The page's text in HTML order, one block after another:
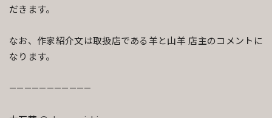
だきます。
なお、作家紹介文は取扱店である羊と山羊 店主のコメントに
なります。
———————————